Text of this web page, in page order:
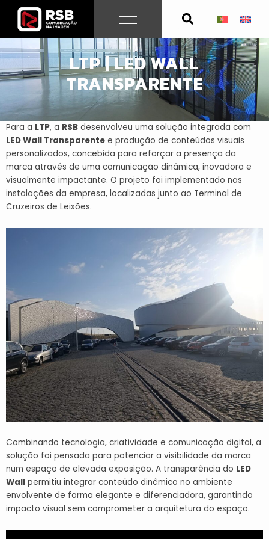
content
LTP | LED WALL
TRANSPARENTE
Para a LTP, a RSB desenvolveu uma solução integrada com
LED Wall Transparente e produção de conteúdos visuais
personalizados, concebida para reforçar a presença da
marca através de uma comunicação dinâmica, inovadora e
visualmente impactante. O projeto foi implementado nas
instalações da empresa, localizadas junto ao Terminal de
Cruzeiros de Leixões.
Combinando tecnologia, criatividade e comunicação digital, a
solução foi pensada para potenciar a visibilidade da marca
num espaço de elevada exposição. A transparência do LED
Wall permitiu integrar conteúdo dinâmico no ambiente
envolvente de forma elegante e diferenciadora, garantindo
impacto visual sem comprometer a arquitetura do espaço.